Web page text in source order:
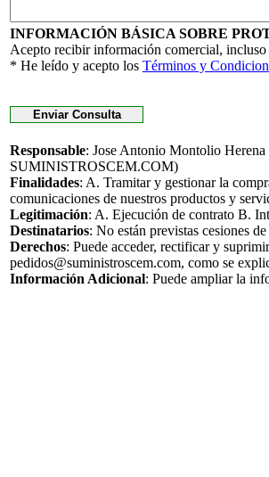
INFORMACIÓN BÁSICA SOBRE
Acepto recibir información comercial,
* He leído y acepto los Términos y
Responsable: Jose Antonio Montolio
SUMINISTROSCEM.COM)
Finalidades: A. Tramitar y gestionar la
comunicaciones de nuestros productos y
Legitimación: A. Ejecución de contrato B.
Destinatarios: No están previstas cesiones de
Derechos: Puede acceder, rectificar y
pedidos@suministroscem.com, como se
Información Adicional: Puede ampliar la